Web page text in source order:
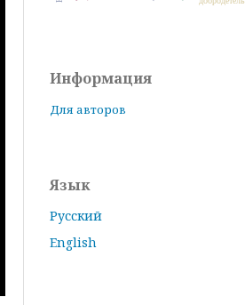
Информация
Для авторов
Язык
Русский
English